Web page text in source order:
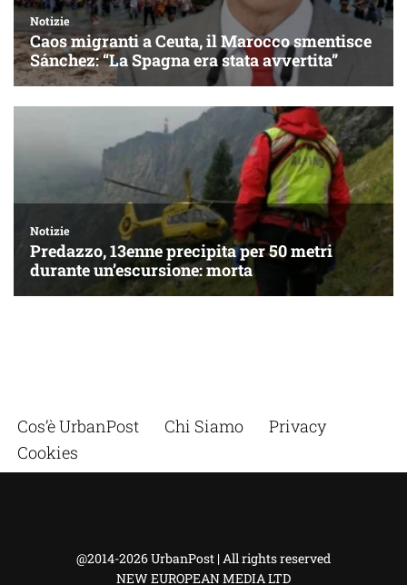
Cos’è UrbanPost Chi Siamo
Privacy
Cookies
@2014-2026 UrbanPost | All rights reserved
NEW EUROPEAN MEDIA LTD